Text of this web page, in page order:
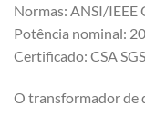
Normas: ANSI/IEEE
Potência nominal:
Certificado: CSA
O transformador de